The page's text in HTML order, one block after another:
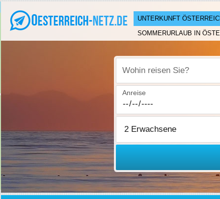
UNTERKUNFT
SOMMERURLAUB IN
Wohin reisen Sie?
Anreise